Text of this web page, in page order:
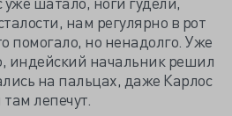
нам регулярно в рот
помогало, но ненадолго. Уже
индейский начальник решил
на пальцах, даже Карлос
лепечут.